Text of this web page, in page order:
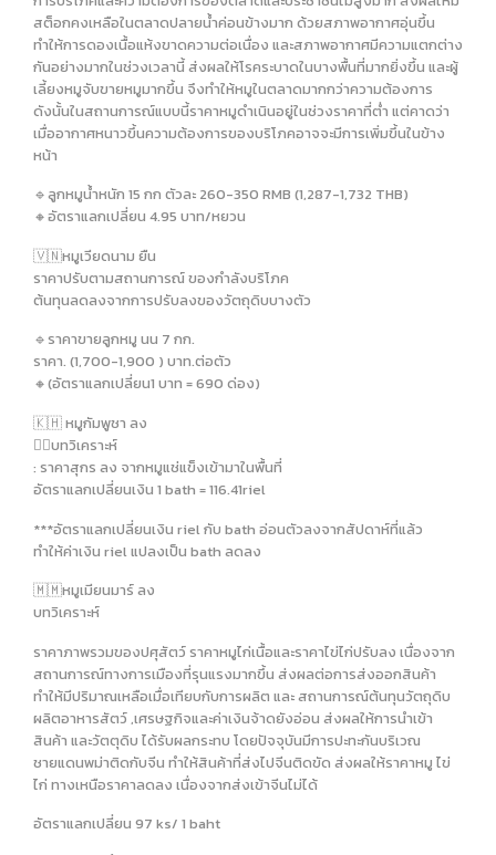
สต็อกคงเหลือในตลาดปลายน้ำค่อนข้างมาก ด้วยสภาพอากาศอุ่นขึ้น
ทำให้การดองเนื้อแห้งขาดความต่อเนื่อง และสภาพอากาศมีความแตกต่าง
กันอย่างมากในช่วงเวลานี้ ส่งผลให้โรคระบาดในบางพื้นที่มากยิ่งขึ้น และผู้
เลี้ยงหมูจับขายหมูมากขึ้น จึงทำให้หมูในตลาดมากกว่าความต้องการ
ดังนั้นในสถานการณ์แบบนี้ราคาหมูดำเนินอยู่ในช่วงราคาที่ต่ำ แต่คาดว่า
เมื่ออากาศหนาวขึ้นความต้องการของบริโภคอาจจะมีการเพิ่มขึ้นในข้าง
หน้า
🔹️ลูกหมูน้ำหนัก 15 กก ตัวละ 260-350 RMB (1,287-1,732 THB)
🔸️อัตราแลกเปลี่ยน 4.95 บาท/หยวน
🇻🇳หมูเวียดนาม ยืน
ราคาปรับตามสถานการณ์ ของกำลังบริโภค
ต้นทุนลดลงจากการปรับลงของวัตถุดิบบางตัว
🔹️ราคาขายลูกหมู นน 7 กก.
ราคา. (1,700-1,900 ) บาท.ต่อตัว
🔸️(อัตราแลกเปลี่ยน1 บาท = 690 ด่อง)
🇰🇭 หมูกัมพูชา ลง
✍🏻บทวิเคราะห์
: ราคาสุกร ลง จากหมูแช่แข็งเข้ามาในพื้นที่
อัตราแลกเปลี่ยนเงิน 1 bath = 116.41riel
***อัตราแลกเปลี่ยนเงิน riel กับ bath อ่อนตัวลงจากสัปดาห์ที่แล้ว
ทำให้ค่าเงิน riel แปลงเป็น bath ลดลง
🇲🇲หมูเมียนมาร์ ลง
บทวิเคราะห์
ราคาภาพรวมของปศุสัตว์ ราคาหมูไก่เนื้อและราคาไข่ไก่ปรับลง เนื่องจาก
สถานการณ์ทางการเมืองที่รุนแรงมากขึ้น ส่งผลต่อการส่งออกสินค้า
ทำให้มีปริมาณเหลือเมื่อเทียบกับการผลิต และ สถานการณ์ต้นทุนวัตถุดิบ
ผลิตอาหารสัตว์ ,เศรษฐกิจและค่าเงินจ้าดยังอ่อน ส่งผลให้การนำเข้า
สินค้า และวัตตุดิบ ได้รับผลกระทบ โดยปัจจุบันมีการปะทะกันบริเวณ
ชายแดนพม่าติดกับจีน ทำให้สินค้าที่ส่งไปจีนติดขัด ส่งผลให้ราคาหมู ไข่
ไก่ ทางเหนือราคาลดลง เนื่องจากส่งเข้าจีนไม่ได้
อัตราแลกเปลี่ยน 97 ks/ 1 baht